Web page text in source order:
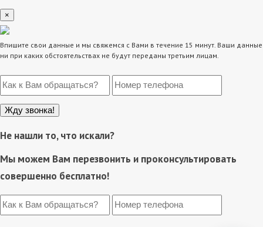
×
Впишите свои данные и мы свяжемся с Вами в течение 15 минут. Ваши данные
ни при каких обстоятельствах не будут переданы третьим лицам.
Не нашли то, что искали?
Мы можем Вам перезвонить и проконсультировать
совершенно бесплатно!